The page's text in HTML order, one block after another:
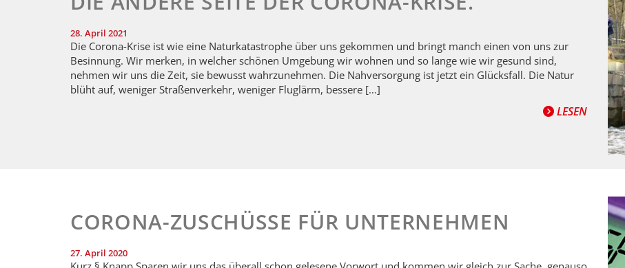
28. April 2021
Die Corona-Krise ist wie eine Naturkatastrophe über uns gekommen und bringt manch einen von uns zur
Besinnung. Wir merken, in welcher schönen Umgebung wir wohnen und so lange wie wir gesund sind,
nehmen wir uns die Zeit, sie bewusst wahrzunehmen. Die Nahversorgung ist jetzt ein Glücksfall. Die Natur
blüht auf, weniger Straßenverkehr, weniger Fluglärm, bessere […]
LESEN
CORONA-ZUSCHÜSSE FÜR UNTERNEHMEN
27. April 2020